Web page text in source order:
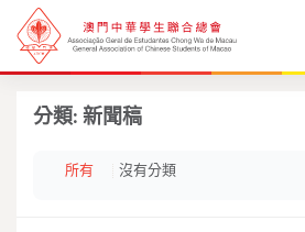
分類: 新聞稿
所有 沒有分類